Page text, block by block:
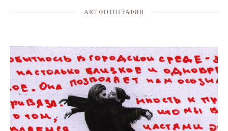
ART ФОТОГРАФИЯ